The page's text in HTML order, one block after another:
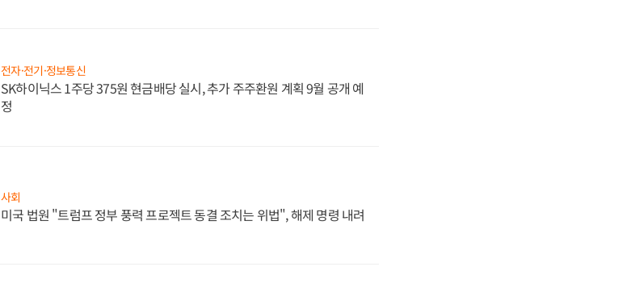
전자·전기·정보통신
SK하이닉스 1주당 375원 현금배당 실시, 추가 주주환원 계획 9월 공개 예
정
사회
미국 법원 "트럼프 정부 풍력 프로젝트 동결 조치는 위법", 해제 명령 내려